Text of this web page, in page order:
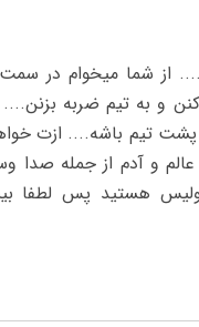
از شما میخوام در
و به تیم ضربه
تیم باشه.... ازت
عالم و آدم از جمله
هستید پس لطفا